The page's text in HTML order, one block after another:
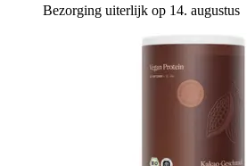
Bezorging uiterlijk op 14. augustus